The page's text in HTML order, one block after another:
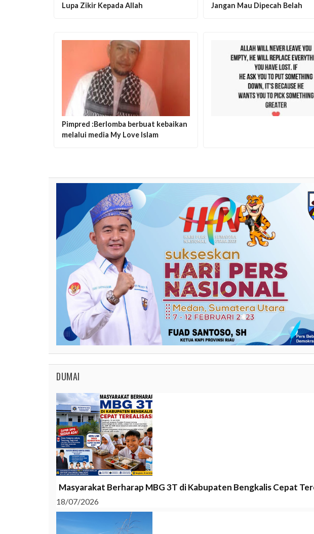
Lupa Zikir Kepada Allah
Jangan Mau Dipecah Belah
Pimpred :Berlomba berbuat kebaikan
melalui media My Love Islam
DUMAI
Masyarakat Berharap MBG 3T di Kabupaten Bengkalis Cepat
18/07/2026